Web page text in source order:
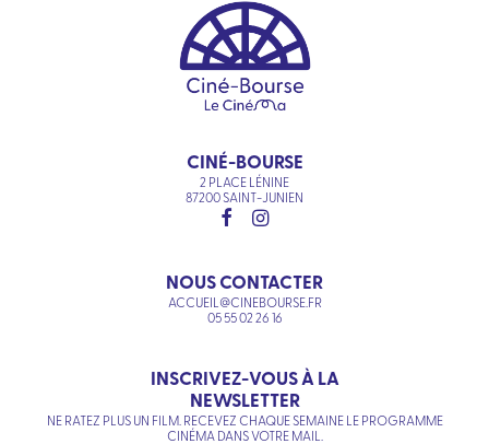
CINÉ-BOURSE
2 PLACE LÉNINE
87200 SAINT-JUNIEN
NOUS CONTACTER
ACCUEIL@CINEBOURSE.FR
05 55 02 26 16
INSCRIVEZ-VOUS À LA
NEWSLETTER
NE RATEZ PLUS UN FILM. RECEVEZ CHAQUE SEMAINE LE PROGRAMME
CINÉMA DANS VOTRE MAIL.